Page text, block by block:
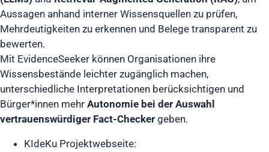
Aussagen anhand interner Wissensquellen zu prüfen,
Mehrdeutigkeiten zu erkennen und Belege transparent zu
bewerten.
Mit EvidenceSeeker können Organisationen ihre
Wissensbestände leichter zugänglich machen,
unterschiedliche Interpretationen berücksichtigen und
Bürger*innen mehr Autonomie bei der Auswahl
vertrauenswürdiger Fact-Checker geben.
KIdeKu Projektwebseite: